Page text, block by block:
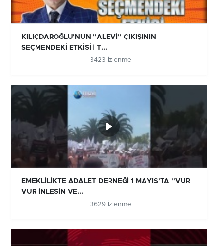
KILIÇDAROĞLU'NUN ''ALEVİ'' ÇIKIŞININ
SEÇMENDEKİ ETKİSİ | T...
3423 İzlenme
EMEKLİLİKTE ADALET DERNEĞİ 1 MAYIS'TA ''VUR
VUR İNLESİN VE...
3629 İzlenme